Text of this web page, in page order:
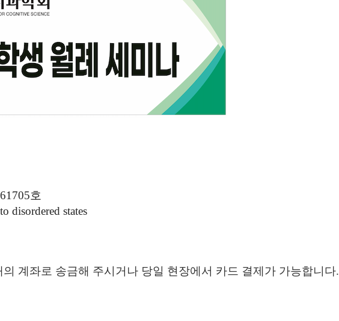
호
disordered states
계좌로 송금해 주시거나 당일 현장에서 카드 결제가 가능합니다.